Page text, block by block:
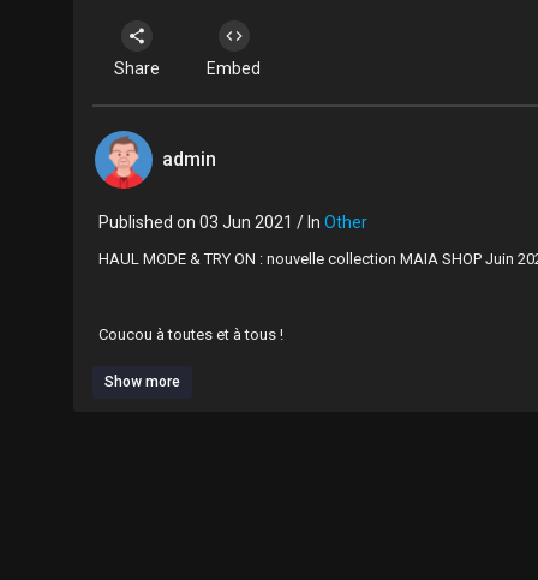
Share Embed
admin
Published on 03 Jun 2021 / In Other
HAUL MODE & TRY ON : nouvelle collection MAIA SHOP Juin
Coucou à toutes et à tous !
Aujourd’hui, je vous retrouve afin de vous présenter la nouvelle
Show more